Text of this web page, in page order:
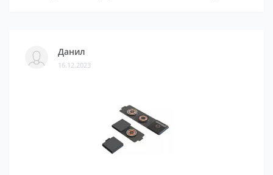
Данил
16.12.2023